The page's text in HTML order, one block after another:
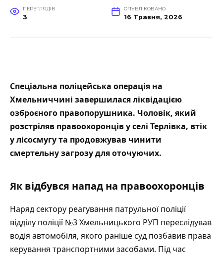
ПЕРЕГЛЯДІВ
3
ОПУБЛІКОВАНО
16 Травня, 2026
Спеціальна поліцейська операція на
Хмельниччині завершилася ліквідацією
озброєного правопорушника. Чоловік, який
розстріляв правоохоронців у селі Терлівка, втік
у лісосмугу та продовжував чинити
смертельну загрозу для оточуючих.
Як відбувся напад на правоохоронців
Наряд сектору реагування патрульної поліції
відділу поліції №3 Хмельницького РУП переслідував
водія автомобіля, якого раніше суд позбавив права
керування транспортними засобами. Під час